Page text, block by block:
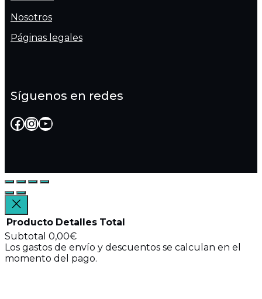
Nosotros
Páginas legales
Síguenos en redes
Facebook
Instagram
YouTube
Productos
Producto Detalles Total
Subtotal 0,00€
Los gastos de envío y descuentos se calculan en el
momento del pago.